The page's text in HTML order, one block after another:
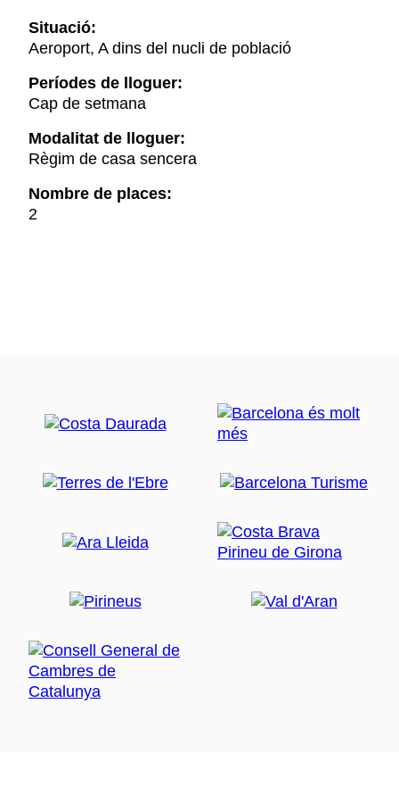
Situació:
Aeroport, A dins del nucli de població
Períodes de lloguer:
Cap de setmana
Modalitat de lloguer:
Règim de casa sencera
Nombre de places:
2